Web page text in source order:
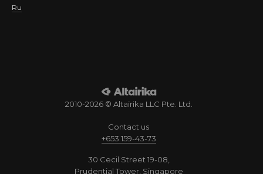
Ru
2010-2026 © Altairika LLC Pte. Ltd.
Contact us
+653 159-43-73
30 Cecil Street 19-08,
Prudential Tower, Singapore